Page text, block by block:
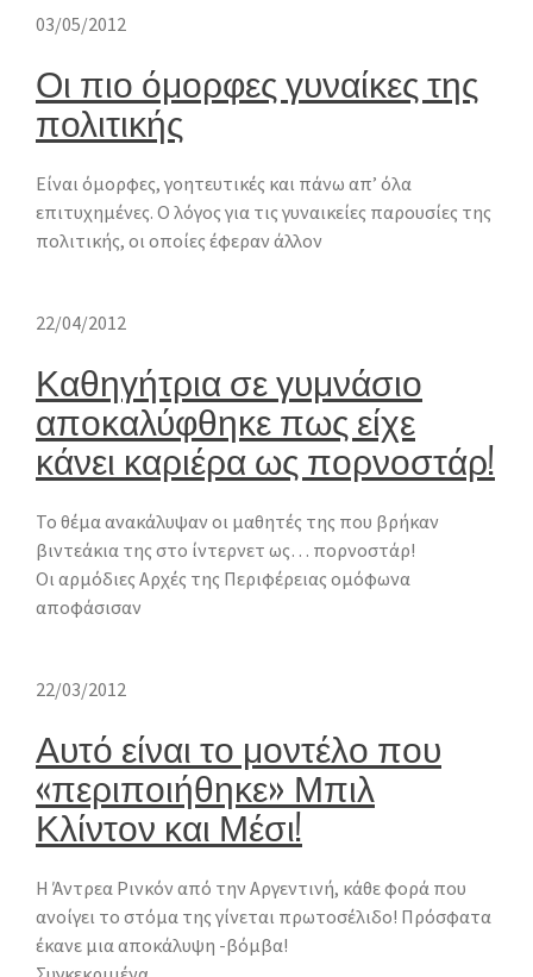
03/05/2012
Οι πιο όμορφες γυναίκες της
πολιτικής
Είναι όμορφες, γοητευτικές και πάνω απ’ όλα
επιτυχημένες. Ο λόγος για τις γυναικείες παρουσίες της
πολιτικής, οι οποίες έφεραν άλλον
22/04/2012
Καθηγήτρια σε γυμνάσιο
αποκαλύφθηκε πως είχε
κάνει καριέρα ως πορνοστάρ!
Το θέμα ανακάλυψαν οι μαθητές της που βρήκαν
βιντεάκια της στο ίντερνετ ως… πορνοστάρ!
Οι αρμόδιες Αρχές της Περιφέρειας ομόφωνα
αποφάσισαν
22/03/2012
Αυτό είναι το μοντέλο που
«περιποιήθηκε» Μπιλ
Κλίντον και Μέσι!
Η Άντρεα Ρινκόν από την Αργεντινή, κάθε φορά που
ανοίγει το στόμα της γίνεται πρωτοσέλιδο! Πρόσφατα
έκανε μια αποκάλυψη -βόμβα!